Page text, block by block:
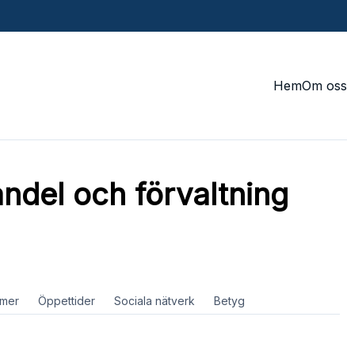
HemOm oss
och förvaltning
Öppettider Sociala nätverk Betyg